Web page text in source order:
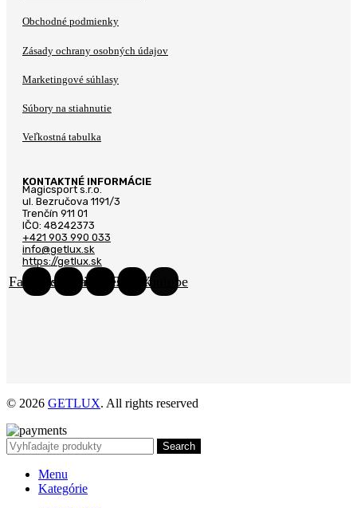
Obchodné podmienky
Zásady ochrany osobných údajov
Marketingové súhlasy
Súbory na stiahnutie
Veľkostná tabulka
KONTAKTNÉ INFORMÁCIE
Magicsport s.r.o.
ul. Bezručova 1191/3
Trenčín 911 01
IČO: 48242373
+421 903 990 033
info@getlux.sk
https://getlux.sk
FacebookInstagramPinterestTiktokYoutube
© 2026 GETLUX. All rights reserved
Search
Menu
Kategórie